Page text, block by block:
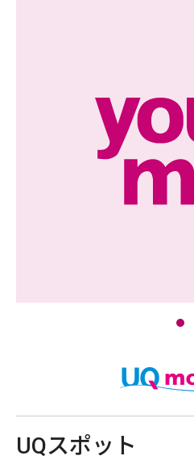
UQスポット